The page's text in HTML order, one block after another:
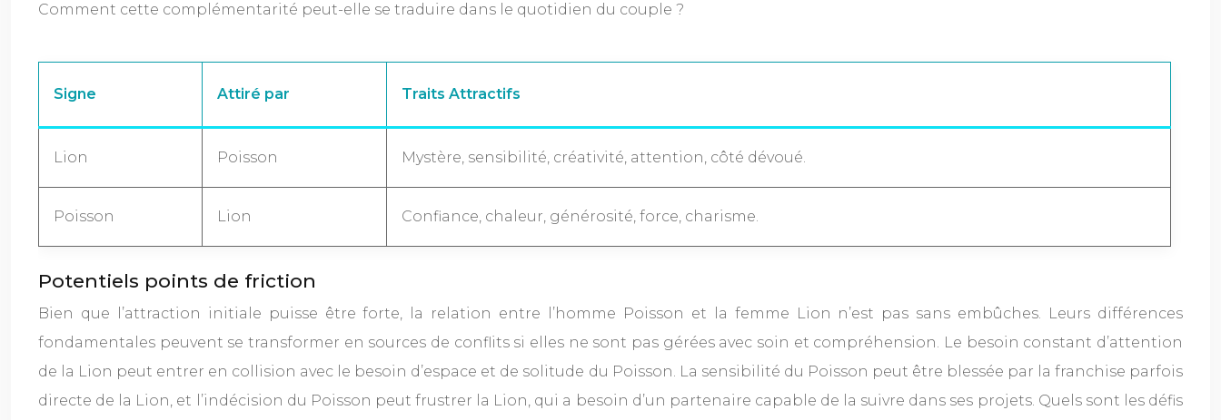
Comment cette complémentarité peut-elle se traduire dans le quotidien du couple ?
Signe Attiré par Traits Attractifs
Lion Poisson Mystère, sensibilité, créativité, attention, côté dévoué.
Poisson Lion Confiance, chaleur, générosité, force, charisme.
Potentiels points de friction
Bien que l’attraction initiale puisse être forte, la relation entre l’homme Poisson et la femme Lion n’est pas sans embûches. Leurs différences
fondamentales peuvent se transformer en sources de conflits si elles ne sont pas gérées avec soin et compréhension. Le besoin constant d’attention
de la Lion peut entrer en collision avec le besoin d’espace et de solitude du Poisson. La sensibilité du Poisson peut être blessée par la franchise parfois
directe de la Lion, et l’indécision du Poisson peut frustrer la Lion, qui a besoin d’un partenaire capable de la suivre dans ses projets. Quels sont les défis